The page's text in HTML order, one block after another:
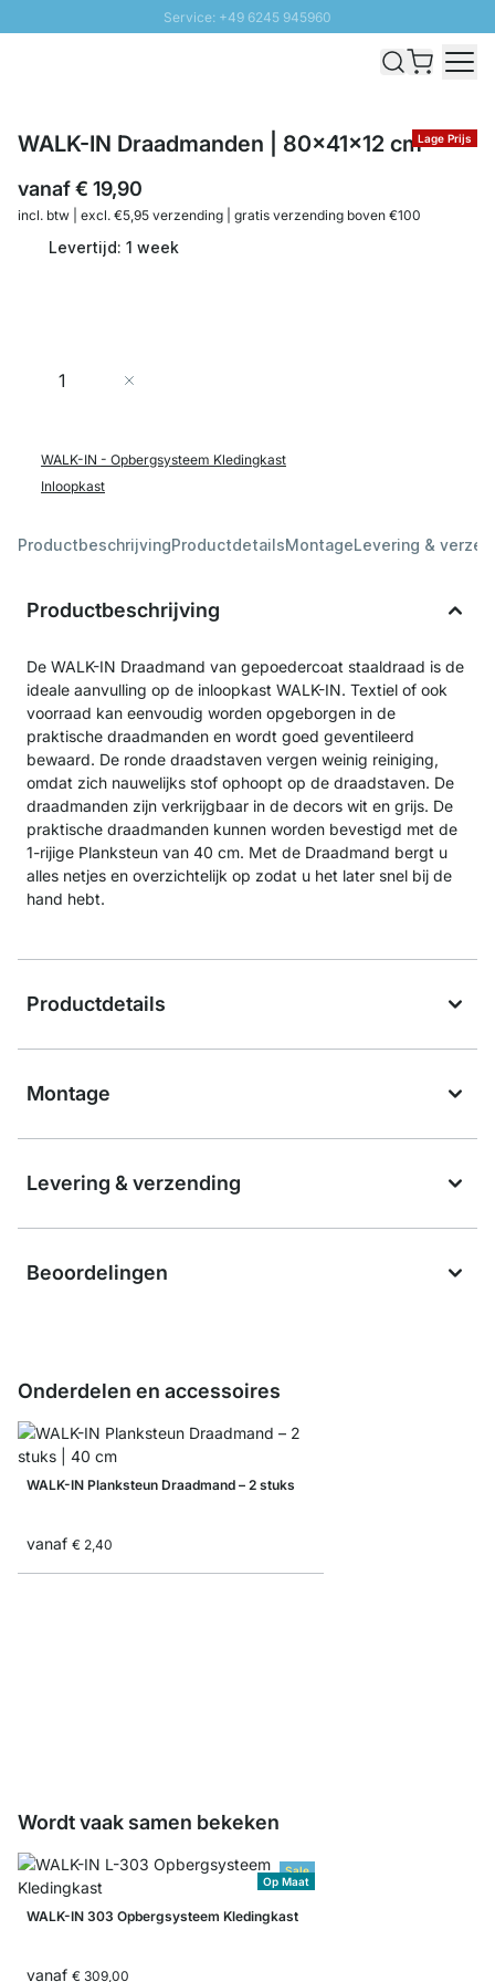
Service: +49 6245 945960
Snelle levering - Gratis verzending vanaf €100
Lage Prijs
WALK-IN Draadmanden | 80x41x12 cm
vanaf€ 19,90
incl. btw | excl. €5,95 verzending | gratis verzending boven €100
Levertijd: 1 week
Aantal
WALK-IN - Opbergsysteem Kledingkast
Inloopkast
ProductbeschrijvingProductdetailsMontageLevering &
Productbeschrijving
De WALK-IN Draadmand van gepoedercoat staaldraad is de
ideale aanvulling op de inloopkast WALK-IN. Textiel of ook
voorraad kan eenvoudig worden opgeborgen in de
praktische draadmanden en wordt goed geventileerd
bewaard. De ronde draadstaven vergen weinig reiniging,
omdat zich nauwelijks stof ophoopt op de draadstaven. De
draadmanden zijn verkrijgbaar in de decors wit en grijs. De
praktische draadmanden kunnen worden bevestigd met de
1-rijige Planksteun van 40 cm. Met de Draadmand bergt u
alles netjes en overzichtelijk op zodat u het later snel bij de
hand hebt.
Productdetails
Montage
Levering & verzending
Beoordelingen
Onderdelen en accessoires
WALK-IN Planksteun Draadmand – 2 stuks
vanaf € 2,40
Wordt vaak samen bekeken
Sale
Op Maat
WALK-IN 303 Opbergsysteem Kledingkast
vanaf € 309,00